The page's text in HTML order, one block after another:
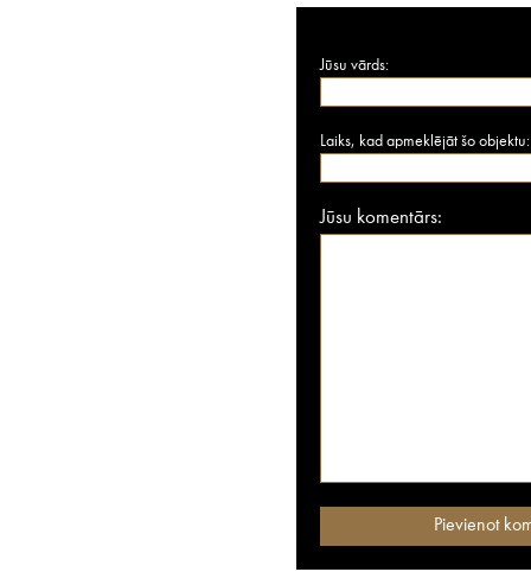
Jūsu vārds:
Laiks, kad apmeklējāt šo objektu:
Jūsu komentārs: